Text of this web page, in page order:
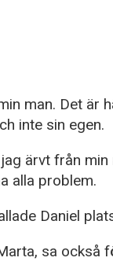
man. Det är
inte sin egen.
ärvt från
alla problem.
Daniel
sa också